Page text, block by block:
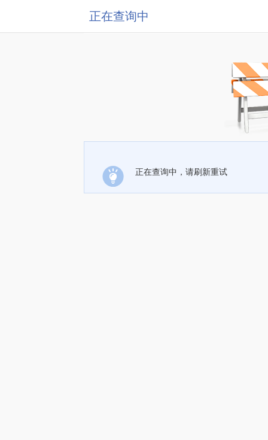
正在查询中
正在查询中，请刷新重试